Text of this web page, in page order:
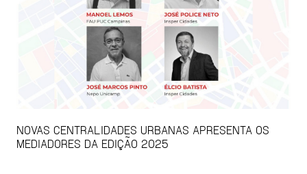
NOVAS CENTRALIDADES URBANAS APRESENTA OS
MEDIADORES DA EDIÇÃO 2025